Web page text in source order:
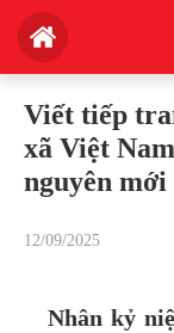
Viết tiếp
xã Việt
nguyên mới
12/09/2025
Nhân kỷ